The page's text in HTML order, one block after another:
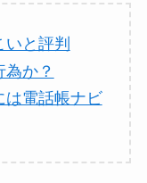
と評判
か？
は電話帳ナビ